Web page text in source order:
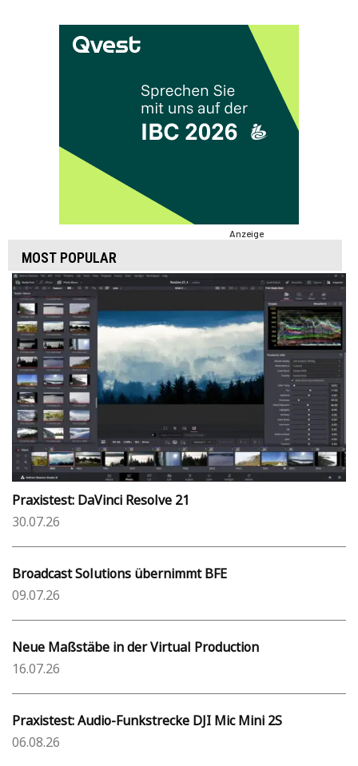
Anzeige
MOST POPULAR
Praxistest: DaVinci Resolve 21
30.07.26
Broadcast Solutions übernimmt BFE
09.07.26
Neue Maßstäbe in der Virtual Production
16.07.26
Praxistest: Audio-Funkstrecke DJI Mic Mini 2S
06.08.26